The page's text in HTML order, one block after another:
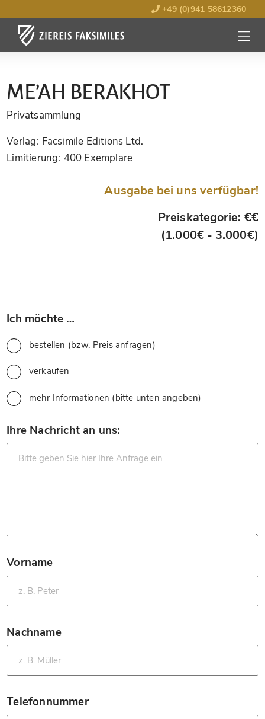
+49 (0)941 58612360
MENÜ
ME’AH BERAKHOT
Privatsammlung
Verlag: Facsimile Editions Ltd.
Limitierung: 400 Exemplare
Ausgabe bei uns verfügbar!
Preiskategorie: €€
(1.000€ - 3.000€)
Ich möchte …
bestellen (bzw. Preis anfragen)
verkaufen
mehr Informationen (bitte unten angeben)
Ihre Nachricht an uns:
Vorname
*
Nachname
*
Telefonnummer
*